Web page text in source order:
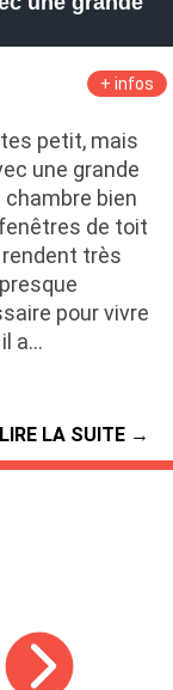
+ infos
petit, mais
une grande
bien
de toit
très
pour vivre
a…
LIRE LA SUITE →